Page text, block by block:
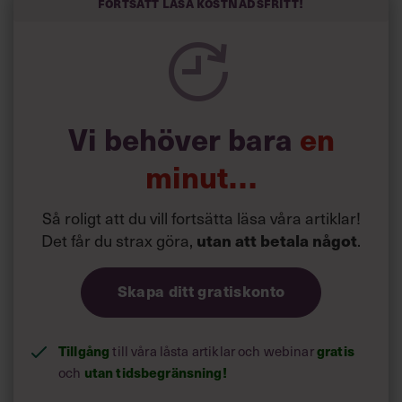
Vi behöver bara en
minut…
Så roligt att du vill fortsätta läsa våra artiklar!
Det får du strax göra, utan att betala något.
Skapa ditt gratiskonto
Tillgångtill våra låsta artiklar och webinargratis
och utan tidsbegränsning!